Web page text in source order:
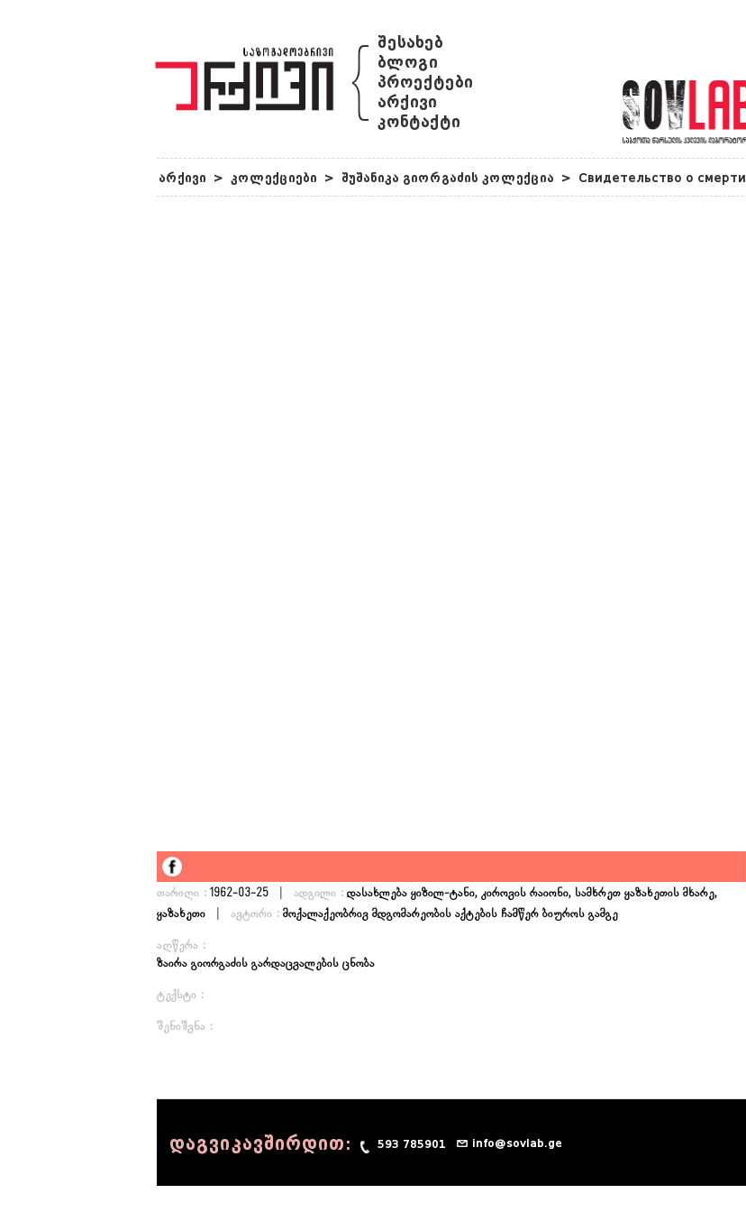
{ შესახებ
ბლოგი
პროექტები
არქივი
კონტაქტი
არქივი > კოლექციები > შუშანიკა გიორგაძის კოლექცია > Свидетельство о смерти
თარიღი : 1962-03-25 | ადგილი : დასახლება ყიზილ-ტანი, კიროვის რაიონი, სამხრეთ ყაზახეთის მხარე,
ყაზახეთი
| ავტორი : მოქალაქეობრივ მდგომარეობის აქტების ჩამწერ ბიუროს გამგე
აღწერა :
ზაირა გიორგაძის გარდაცვალების ცნობა
ტექსტი :
შენიშვნა :
დაგვიკავშირდით: 593 785901 info@sovlab.ge